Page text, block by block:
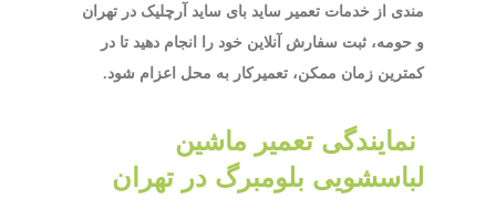
مندی از خدمات تعمیر ساید بای ساید آرچلیک در تهران
و حومه، ثبت سفارش آنلاین خود را انجام دهید تا در
کمترین زمان ممکن، تعمیرکار به محل اعزام شود.
نمایندگی تعمیر ماشین
لباسشویی بلومبرگ در تهران